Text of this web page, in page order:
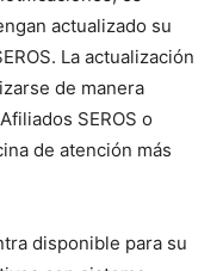
actualizado su
La actualización
de manera
SEROS o
de atención más
disponible para su